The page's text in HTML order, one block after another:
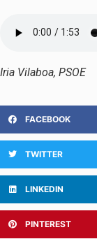
Iria Vilaboa, PSOE
FACEBOOK
TWITTER
LINKEDIN
PINTEREST